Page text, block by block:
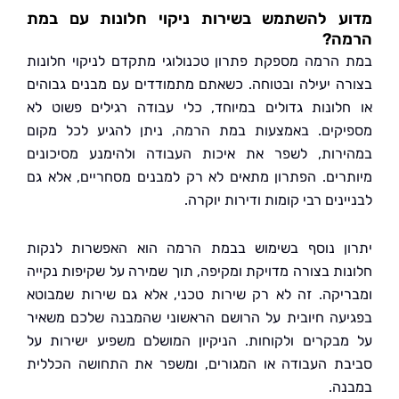
להשתמש בשירות ניקוי חלונות עם במת
מספקת פתרון טכנולוגי מתקדם לניקוי חלונות
יעילה ובטוחה. כשאתם מתמודדים עם מבנים גבוהים
גדולים במיוחד, כלי עבודה רגילים פשוט לא
באמצעות במת הרמה, ניתן להגיע לכל מקום
לשפר את איכות העבודה ולהימנע מסיכונים
הפתרון מתאים לא רק למבנים מסחריים, אלא גם
רבי קומות ודירות יוקרה.
נוסף בשימוש בבמת הרמה הוא האפשרות לנקות
בצורה מדויקת ומקיפה, תוך שמירה על שקיפות נקייה
זה לא רק שירות טכני, אלא גם שירות שמבוטא
חיובית על הרושם הראשוני שהמבנה שלכם משאיר
ולקוחות. הניקיון המושלם משפיע ישירות על
העבודה או המגורים, ומשפר את התחושה הכללית